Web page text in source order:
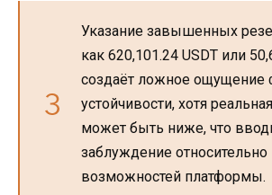
Указание завышенных
как 620,101.24 USDT или
создаёт ложное ощущение
устойчивости, хотя
может быть ниже, что
заблуждение относительно
возможностей платформы.